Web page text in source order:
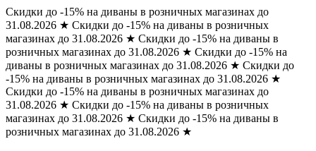
Скидки до -15% на диваны в розничных магазинах до
31.08.2026 ★ Скидки до -15% на диваны в розничных
магазинах до 31.08.2026 ★ Скидки до -15% на диваны в
розничных магазинах до 31.08.2026 ★ Скидки до -15% на
диваны в розничных магазинах до 31.08.2026 ★ Скидки до
-15% на диваны в розничных магазинах до 31.08.2026 ★
Скидки до -15% на диваны в розничных магазинах до
31.08.2026 ★ Скидки до -15% на диваны в розничных
магазинах до 31.08.2026 ★ Скидки до -15% на диваны в
розничных магазинах до 31.08.2026 ★